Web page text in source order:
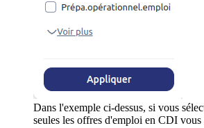
Dans l'exemple ci-dessus, si vous
seules les offres d'emploi en CDI vous